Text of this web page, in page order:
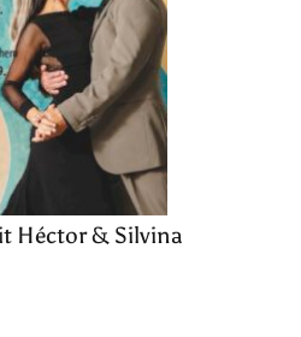
Héctor & Silvina